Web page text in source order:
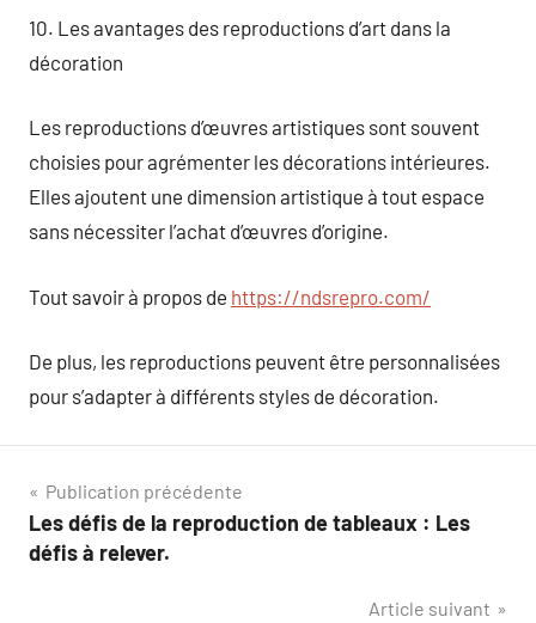
10. Les avantages des reproductions d’art dans la
décoration
Les reproductions d’œuvres artistiques sont souvent
choisies pour agrémenter les décorations intérieures.
Elles ajoutent une dimension artistique à tout espace
sans nécessiter l’achat d’œuvres d’origine.
Tout savoir à propos de https://ndsrepro.com/
De plus, les reproductions peuvent être personnalisées
pour s’adapter à différents styles de décoration.
Navigation
de
Publication précédente
Les défis de la reproduction de tableaux : Les
défis à relever.
Article suivant